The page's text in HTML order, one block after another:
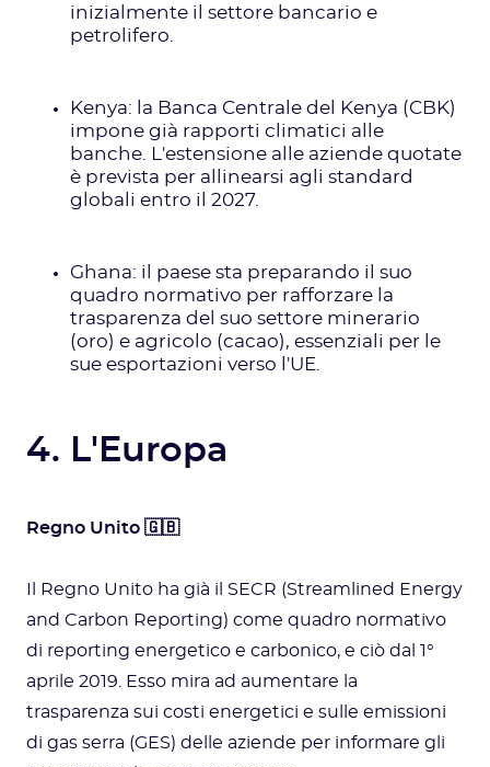
inizialmente il settore bancario e
petrolifero.
Kenya: la Banca Centrale del Kenya (CBK)
impone già rapporti climatici alle
banche. L'estensione alle aziende quotate
è prevista per allinearsi agli standard
globali entro il 2027.
Ghana: il paese sta preparando il suo
quadro normativo per rafforzare la
trasparenza del suo settore minerario
(oro) e agricolo (cacao), essenziali per le
sue esportazioni verso l'UE.
4. L'Europa
Regno Unito 🇬🇧
Il Regno Unito ha già il SECR (Streamlined Energy
and Carbon Reporting) come quadro normativo
di reporting energetico e carbonico, e ciò dal 1°
aprile 2019. Esso mira ad aumentare la
trasparenza sui costi energetici e sulle emissioni
di gas serra (GES) delle aziende per informare gli